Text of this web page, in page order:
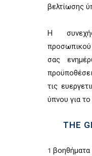
βελτίωσης
Η
προσωπικού
σας
τις
ύπνου για
THE
1 βοηθήματα